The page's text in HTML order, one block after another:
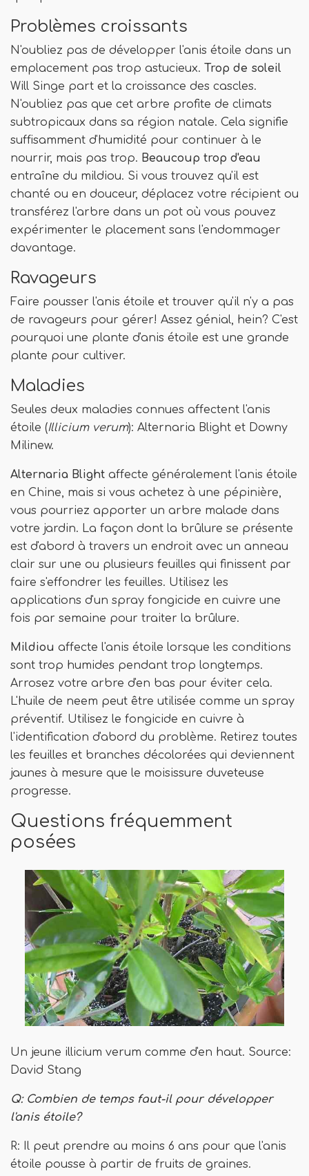
Problèmes croissants
N'oubliez pas de développer l'anis étoile dans un
emplacement pas trop astucieux. Trop de soleil
Will Singe part et la croissance des cascles.
N'oubliez pas que cet arbre profite de climats
subtropicaux dans sa région natale. Cela signifie
suffisamment d'humidité pour continuer à le
nourrir, mais pas trop. Beaucoup trop d'eau
entraîne du mildiou. Si vous trouvez qu'il est
chanté ou en douceur, déplacez votre récipient ou
transférez l'arbre dans un pot où vous pouvez
expérimenter le placement sans l'endommager
davantage.
Ravageurs
Faire pousser l'anis étoile et trouver qu'il n'y a pas
de ravageurs pour gérer! Assez génial, hein? C'est
pourquoi une plante d'anis étoile est une grande
plante pour cultiver.
Maladies
Seules deux maladies connues affectent l'anis
étoile (Illicium verum): Alternaria Blight et Downy
Milinew.
Alternaria Blight affecte généralement l'anis étoile
en Chine, mais si vous achetez à une pépinière,
vous pourriez apporter un arbre malade dans
votre jardin. La façon dont la brûlure se présente
est d'abord à travers un endroit avec un anneau
clair sur une ou plusieurs feuilles qui finissent par
faire s'effondrer les feuilles. Utilisez les
applications d'un spray fongicide en cuivre une
fois par semaine pour traiter la brûlure.
Mildiou affecte l'anis étoile lorsque les conditions
sont trop humides pendant trop longtemps.
Arrosez votre arbre d'en bas pour éviter cela.
L'huile de neem peut être utilisée comme un spray
préventif. Utilisez le fongicide en cuivre à
l'identification d'abord du problème. Retirez toutes
les feuilles et branches décolorées qui deviennent
jaunes à mesure que le moisissure duveteuse
progresse.
Questions fréquemment
posées
Un jeune illicium verum comme d'en haut. Source:
David Stang
Q: Combien de temps faut-il pour développer
l'anis étoile?
R: Il peut prendre au moins 6 ans pour que l'anis
étoile pousse à partir de fruits de graines.